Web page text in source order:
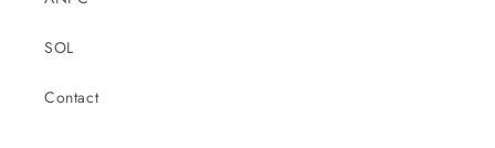
SOL
Contact